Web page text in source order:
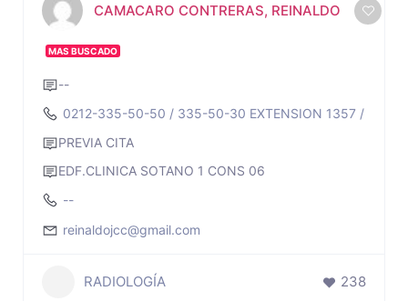
CAMACARO CONTRERAS, REINALDO
MAS BUSCADO
--
0212-335-50-50 / 335-50-30 EXTENSION 1357 / 1364
PREVIA CITA
EDF.CLINICA SOTANO 1 CONS 06
--
reinaldojcc@gmail.com
RADIOLOGÍA 238